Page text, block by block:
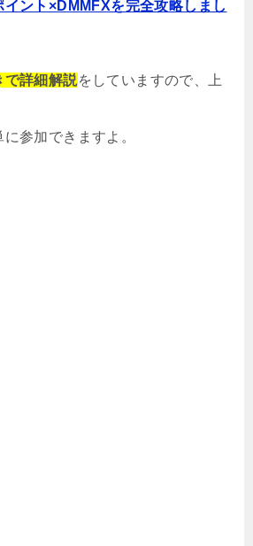
イント×DMMFXを完全攻略しまし
で詳細解説をしていますので、上
参加できますよ。